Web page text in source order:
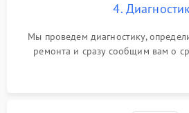
4.
Мы проведем диагностику,
ремонта и сразу сообщим вам о